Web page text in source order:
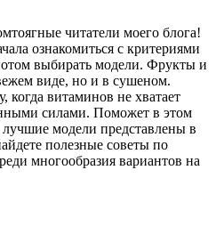
читатели моего блога!
ознакомиться с критериями
выбирать модели. Фрукты и
виде, но и в сушеном.
когда витаминов не хватает
силами. Поможет в этом
модели представлены в
полезные советы по
многообразия вариантов на